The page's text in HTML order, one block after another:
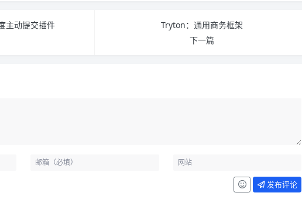
主动提交插件
Tryton：通用商务框架
下一篇
发布评论